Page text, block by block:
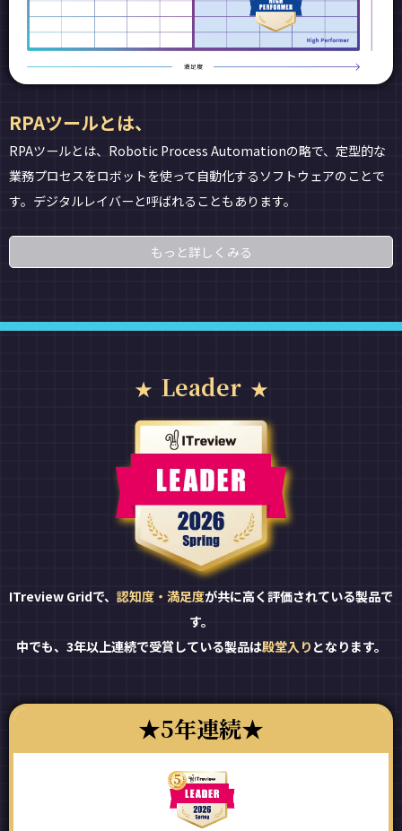
RPAツールとは、
RPAツールとは、Robotic Process Automationの略で、定型的な
業務プロセスをロボットを使って自動化するソフトウェアのことで
す。デジタルレイバーと呼ばれることもあります。
もっと詳しくみる
Leader
ITreview Gridで、 認知度・満足度が共に高く評価されている製品で
す。
中でも、3年以上連続で受賞している製品は殿堂入り となります。
5年連続